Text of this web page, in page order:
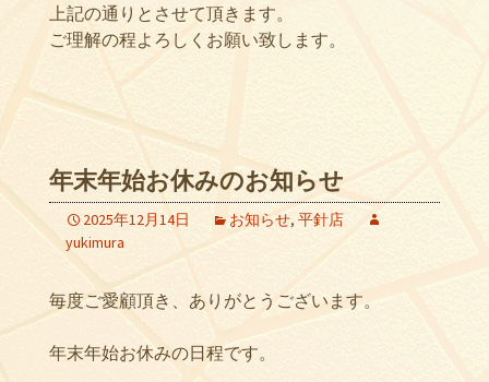
上記の通りとさせて頂きます。
ご理解の程よろしくお願い致します。
年末年始お休みのお知らせ
2025年12月14日 お知らせ, 平針店
yukimura
毎度ご愛顧頂き、ありがとうございます。
年末年始お休みの日程です。